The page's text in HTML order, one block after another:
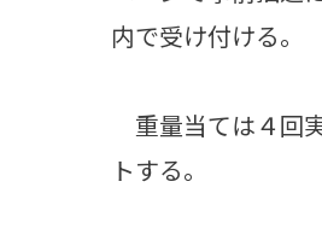
内で受け付ける。
重量当ては４回
トする。